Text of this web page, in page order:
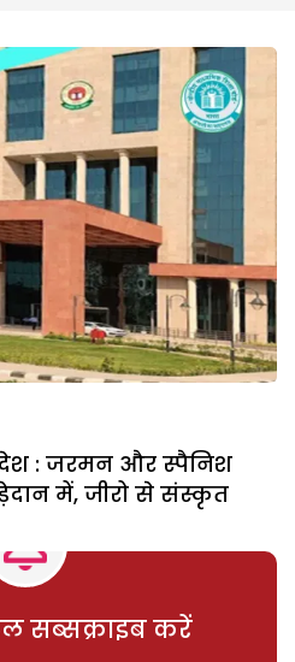
: जरमन और स्पैनिश
में, जीरो से संस्कृत
सब्सक्राइब करें